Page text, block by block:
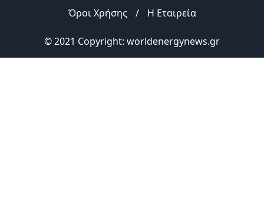
Όροι Χρήσης / Η Εταιρεία
© 2021 Copyright: worldenergynews.gr